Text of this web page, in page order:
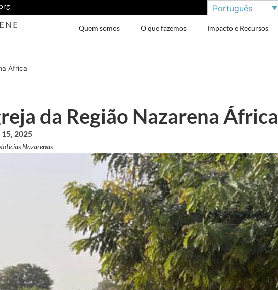
Português
Quem somos O que fazemos Impacto e Recursos
África
da Região Nazarena África
2025
Nazarenas